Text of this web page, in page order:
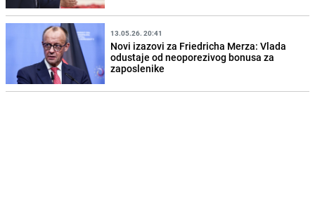
13.05.26. 20:41
Novi izazovi za Friedricha Merza: Vlada
odustaje od neoporezivog bonusa za
zaposlenike